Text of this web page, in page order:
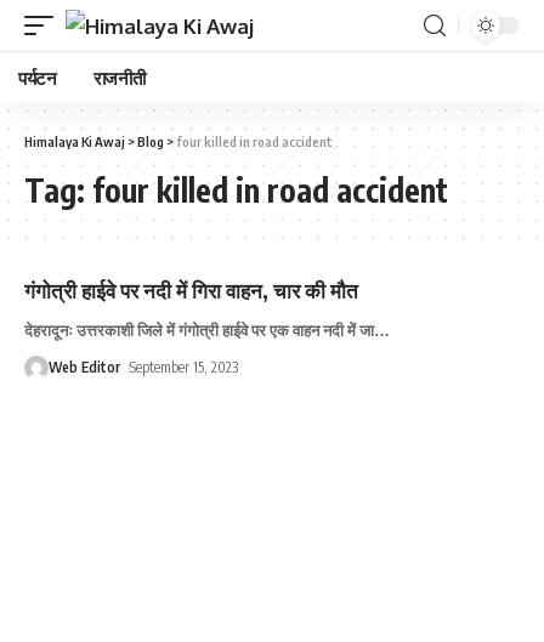
पर्यटन राजनीती
Himalaya Ki Awaj >Blog > four killed in road accident
Tag: four killed in road accident
गंगोत्री हाईवे पर नदी में गिरा वाहन, चार की मौत
देहरादूनः उत्तरकाशी जिले में गंगोत्री हाईवे पर एक वाहन नदी में जा…
Web Editor September 15, 2023